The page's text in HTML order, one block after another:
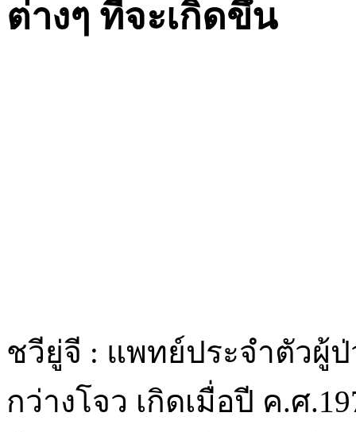
ต่างๆ ที่จะเกิดขึ้น
ชวียู่จี : แพทย์ประจำตัวผู้
กว่างโจว เกิดเมื่อปี ค.ศ